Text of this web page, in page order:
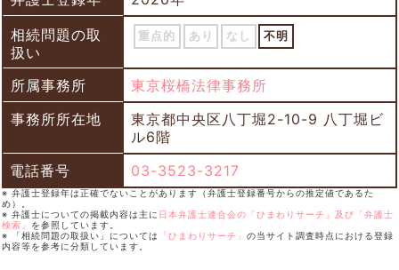
相続問題の取
扱い
重点的 あり なし 不明
所属事務所
東京桜橋法律事務所
事務所所在地
東京都中央区八丁堀2-10-9 八丁堀ビ
ル6階
電話番号
03-3523-3217
※ 弁護士登録年は正確でないことがあります（弁護士登録番号からの推定値であるた
め）。
※ 弁護士についての掲載内容は主に 日本弁護士連合会の「ひまわりサーチ」及び「弁護士
検索」 を参照しています。
※ 「相続問題の取扱い」については
「ひまわりサーチ」 の当サイト調査時点における登録
内容等を参考に分類しています。